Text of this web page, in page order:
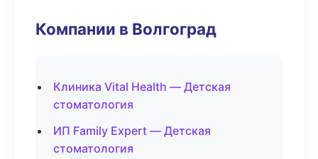
Компании в Волгоград
Клиника Vital Health — Детская
стоматология
ИП Family Expert — Детская
стоматология